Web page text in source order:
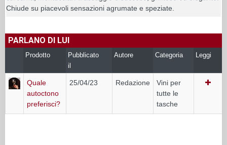
Chiude su piacevoli sensazioni agrumate e speziate.
PARLANO DI LUI
Prodotto
Pubblicato
il
Autore Categoria Leggi
Quale
autoctono
preferisci?
25/04/23 Redazione
Vini per
tutte le
tasche